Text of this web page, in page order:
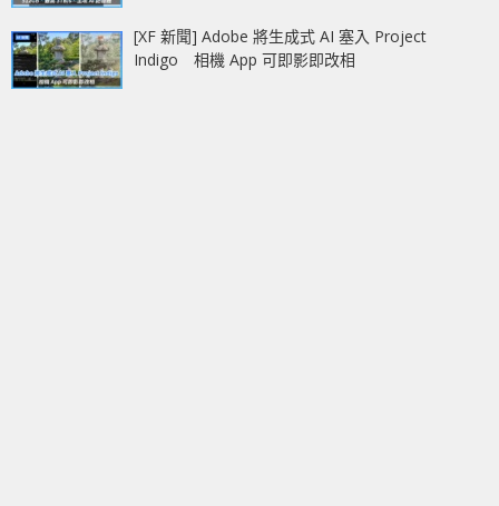
[XF 新聞] Adobe 將生成式 AI 塞入 Project
Indigo 相機 App 可即影即改相